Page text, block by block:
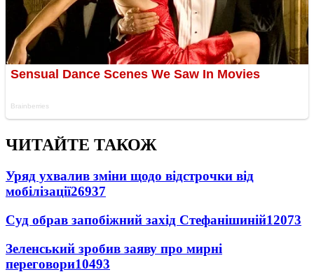
ЧИТАЙТЕ ТАКОЖ
Уряд ухвалив зміни щодо відстрочки від
мобілізації26937
Суд обрав запобіжний захід Стефанішиній12073
Зеленський зробив заяву про мирні
переговори10493